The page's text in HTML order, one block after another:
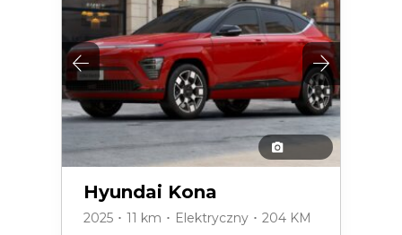
Hyundai Kona
2025 ･ 11 km ･ Elektryczny ･ 204 KM